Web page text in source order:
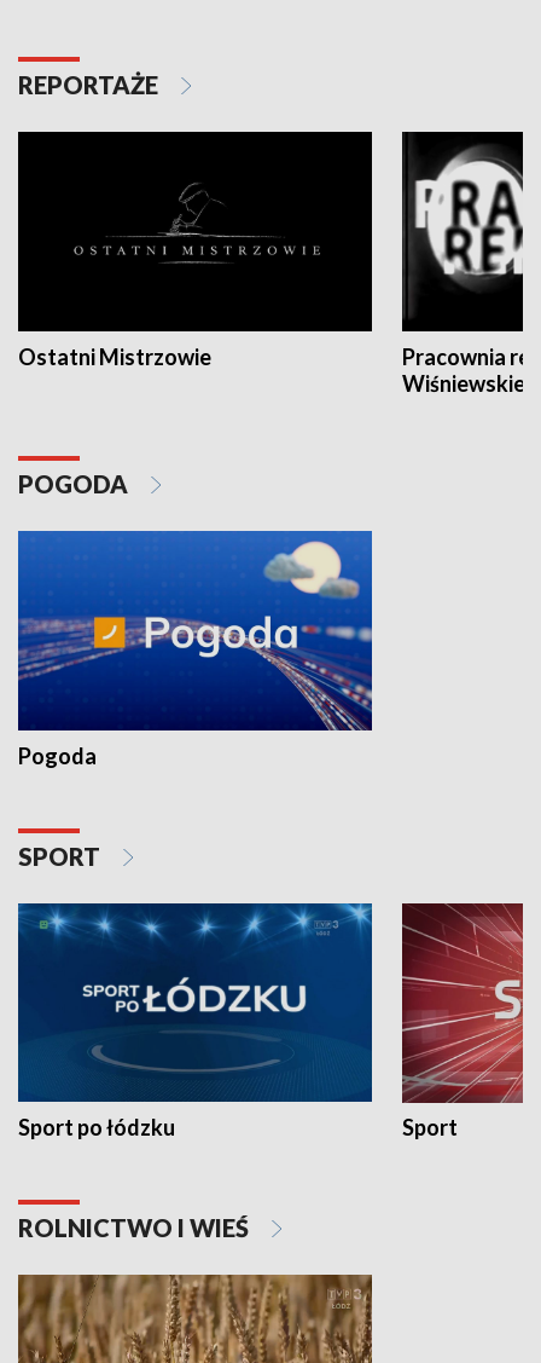
REPORTAŻE
Ostatni Mistrzowie
Pracownia
POGODA
Pogoda
SPORT
Sport po łódzku Sport
ROLNICTWO I WIEŚ